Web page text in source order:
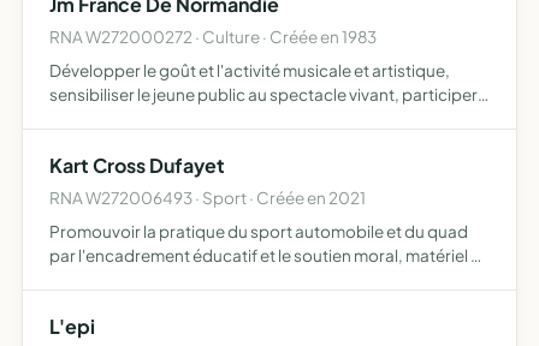
RNA W272000272 · Culture · Créée en 1983
Développer le goût et l'activité musicale et artistique,
sensibiliser le jeune public au spectacle vivant, participer à
Kart Cross Dufayet
RNA W272006493 · Sport · Créée en 2021
Promouvoir la pratique du sport automobile et du quad
par l'encadrement éducatif et le soutien moral, matériel et
L'epi